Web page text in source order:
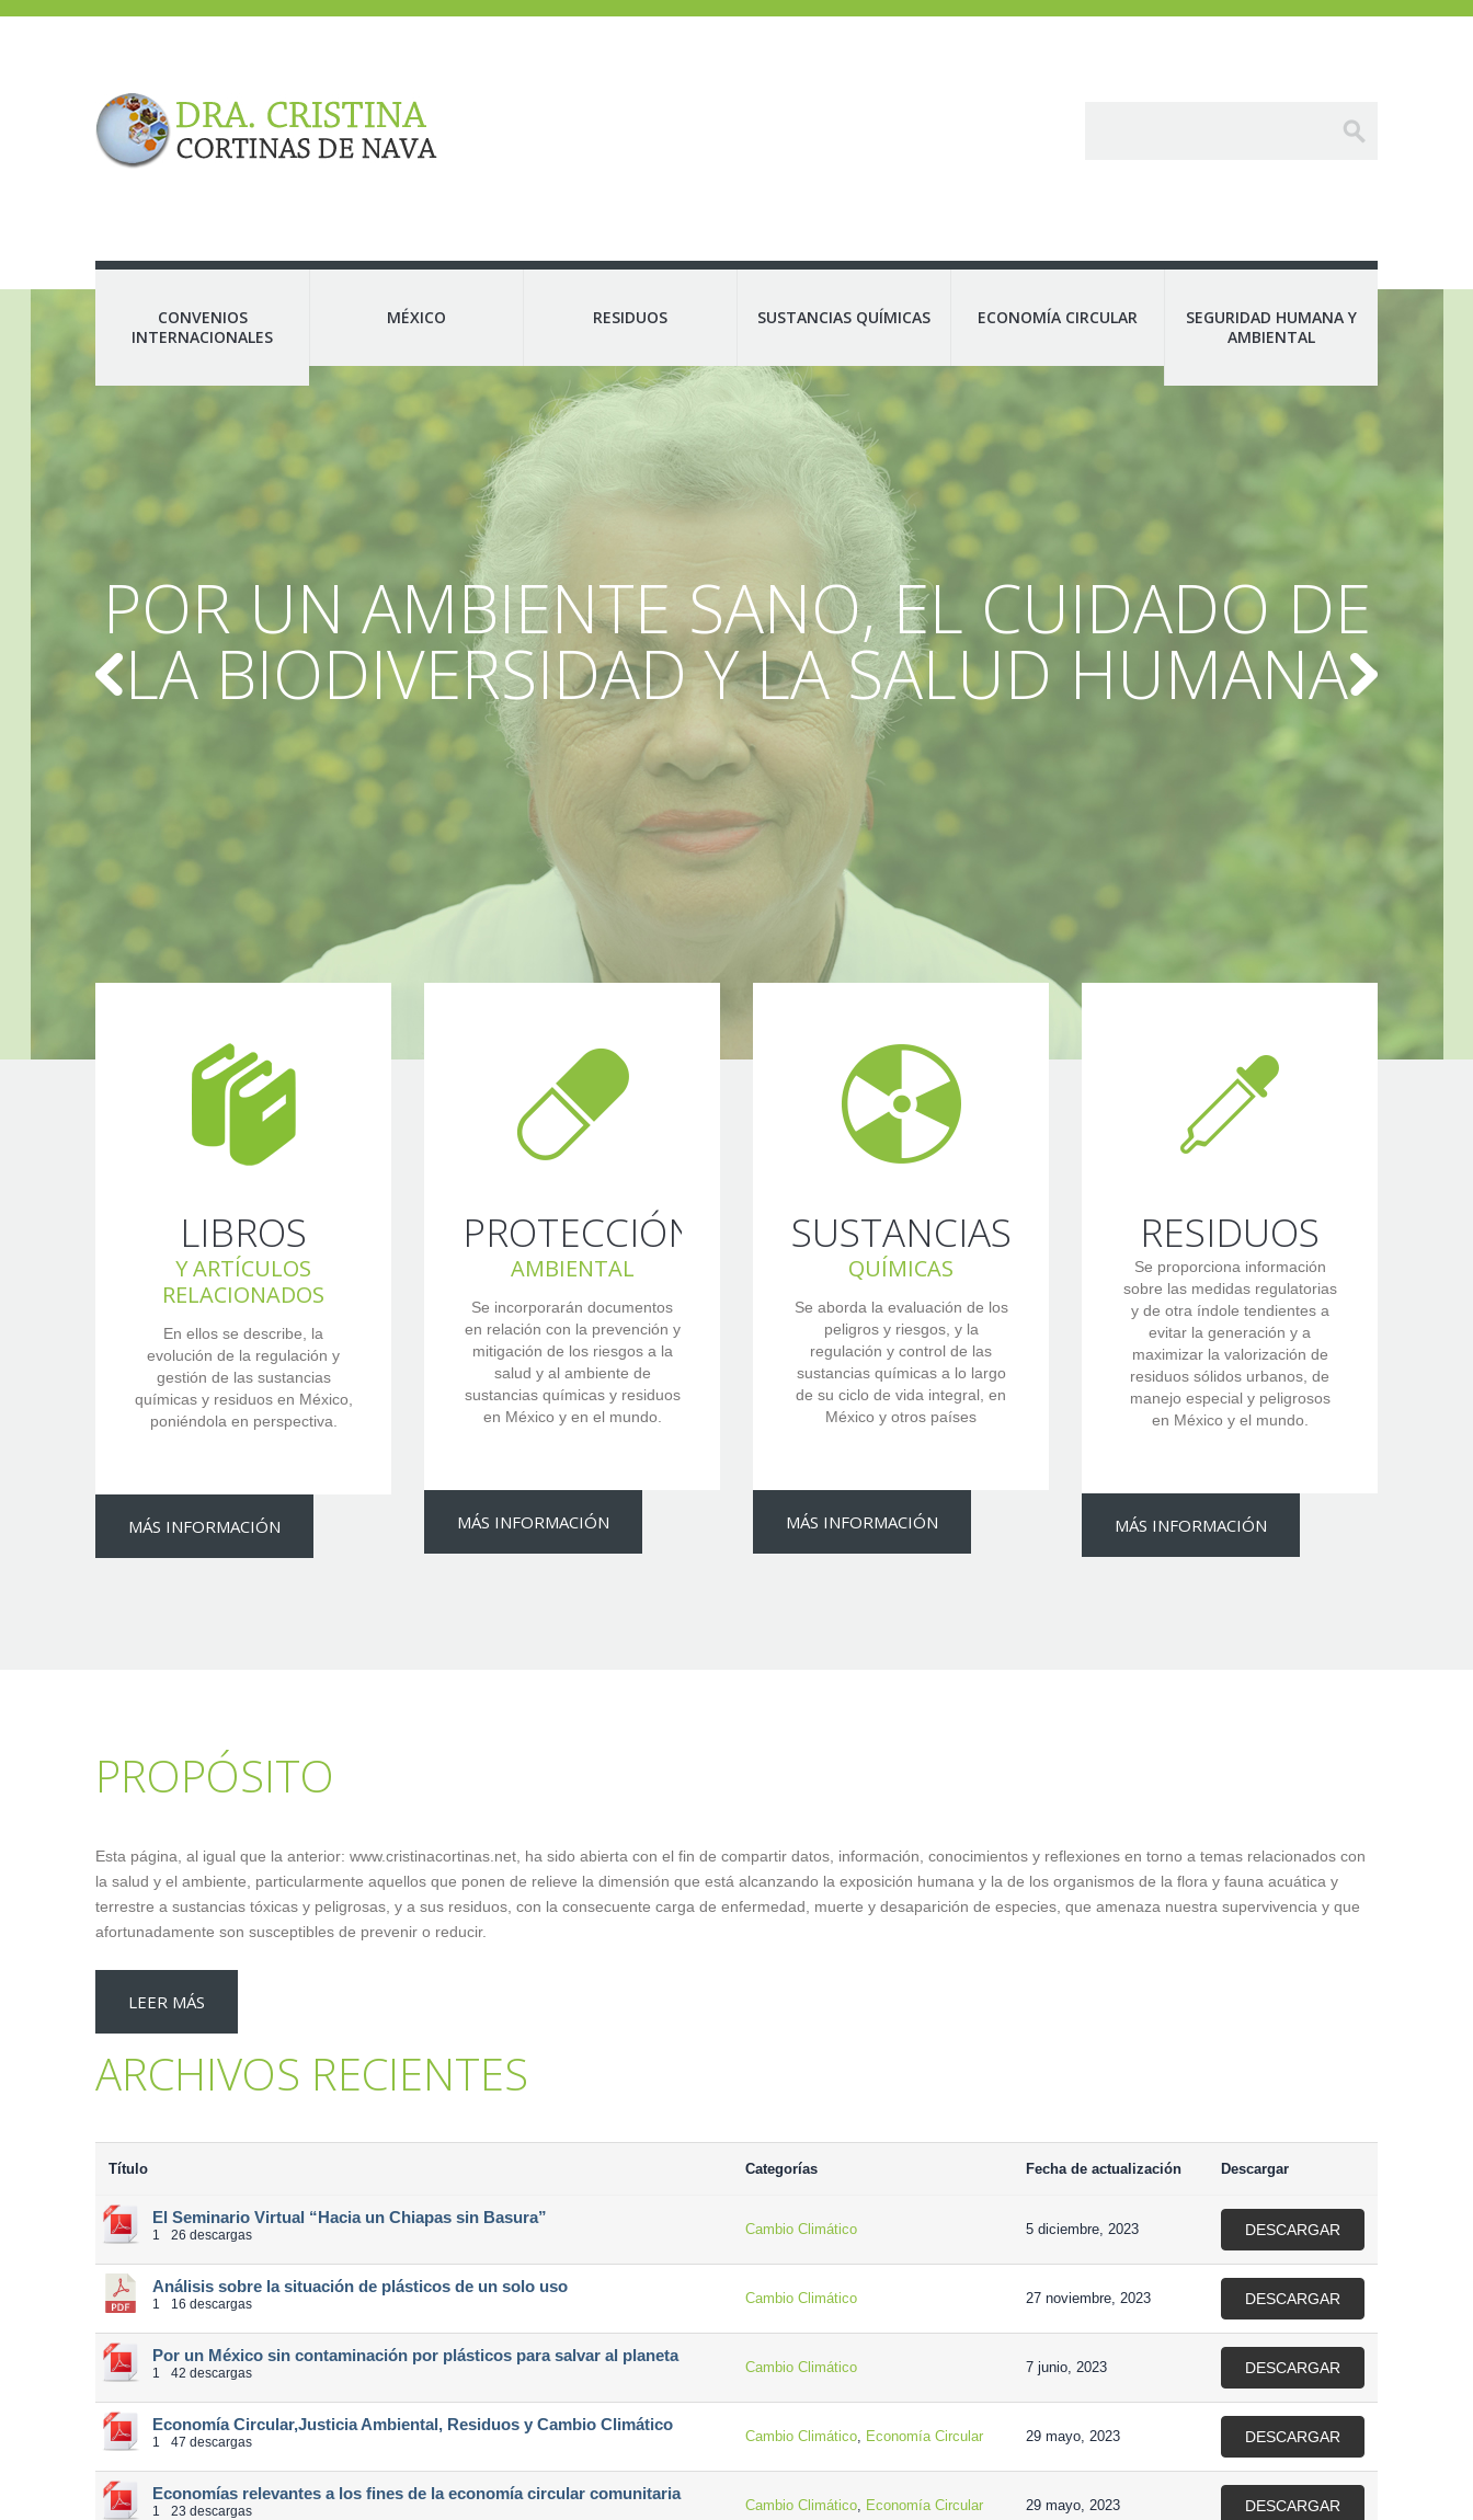
CONVENIOS
INTERNACIONALES
MÉXICO RESIDUOS SUSTANCIAS QUÍMICAS ECONOMÍA CIRCULAR
SEGURIDAD HUMANA Y
AMBIENTAL
POR UN AMBIENTE SANO, EL CUIDADO DE
LA BIODIVERSIDAD Y LA SALUD HUMANA
LIBROS
Y ARTÍCULOS
RELACIONADOS
En ellos se describe, la
evolución de la regulación y
gestión de las sustancias
químicas y residuos en México,
poniéndola en perspectiva.
MÁS INFORMACIÓN
PROTECCIÓN
AMBIENTAL
Se incorporarán documentos
en relación con la prevención y
mitigación de los riesgos a la
salud y al ambiente de
sustancias químicas y residuos
en México y en el mundo.
MÁS INFORMACIÓN
SUSTANCIAS
QUÍMICAS
Se aborda la evaluación de los
peligros y riesgos, y la
regulación y control de las
sustancias químicas a lo largo
de su ciclo de vida integral, en
México y otros países
MÁS INFORMACIÓN
RESIDUOS
Se proporciona información
sobre las medidas regulatorias
y de otra índole tendientes a
evitar la generación y a
maximizar la valorización de
residuos sólidos urbanos, de
manejo especial y peligrosos
en México y el mundo.
MÁS INFORMACIÓN
PROPÓSITO
Esta página, al igual que la anterior: www.cristinacortinas.net, ha sido abierta con el fin de compartir datos, información, conocimientos y reflexiones en torno a temas relacionados con
la salud y el ambiente, particularmente aquellos que ponen de relieve la dimensión que está alcanzando la exposición humana y la de los organismos de la flora y fauna acuática y
terrestre a sustancias tóxicas y peligrosas, y a sus residuos, con la consecuente carga de enfermedad, muerte y desaparición de especies, que amenaza nuestra supervivencia y que
afortunadamente son susceptibles de prevenir o reducir.
LEER MÁS
ARCHIVOS RECIENTES
Título Categorías Fecha de actualización Descargar
El Seminario Virtual “Hacia un Chiapas sin Basura”
1 26 descargas Cambio Climático 5 diciembre, 2023 DESCARGAR
Análisis sobre la situación de plásticos de un solo uso
1 16 descargas Cambio Climático 27 noviembre, 2023 DESCARGAR
Por un México sin contaminación por plásticos para salvar al planeta
1 42 descargas Cambio Climático 7 junio, 2023 DESCARGAR
Economía Circular,Justicia Ambiental, Residuos y Cambio Climático
1 47 descargas Cambio Climático, Economía Circular 29 mayo, 2023 DESCARGAR
Economías relevantes a los fines de la economía circular comunitaria
1 23 descargas Cambio Climático, Economía Circular 29 mayo, 2023 DESCARGAR